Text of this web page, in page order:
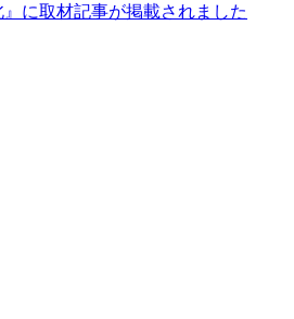
に取材記事が掲載されました